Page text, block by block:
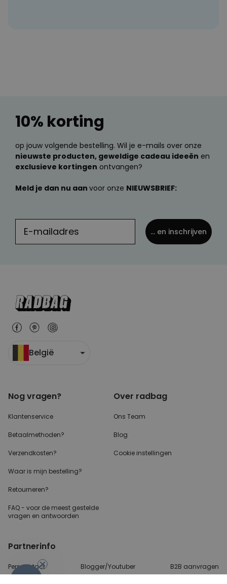
10% korting
op jouw volgende bestelling. Wil je e-mails over onze
nieuwste producten, geweldige cadeau ideeën en
exclusieve kortingen ontvangen?
Meld je dan nu aan voor onze NIEUWSBRIEF:
... en inschrijven
België
Nog vragen?
Klantenservice
Betaalmethoden?
Verzendkosten?
Waar is mijn bestelling?
Retourneren?
FAQ - voor de meest gestelde
vragen en antwoorden
Over radbag
Ons Team
Blog
Cookie instellingen
Partnerinfo
Perscontact Blogger/Youtuber B2B aanvragen